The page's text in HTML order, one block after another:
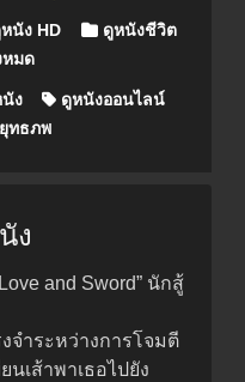
นัง HD
ดูหนังชีวิต
หมด
ง
ดูหนังออนไลน์
ทธภพ
ง
and Sword” นักสู้
ำระหว่างการโจมตี
เส้าพาเธอไปยัง